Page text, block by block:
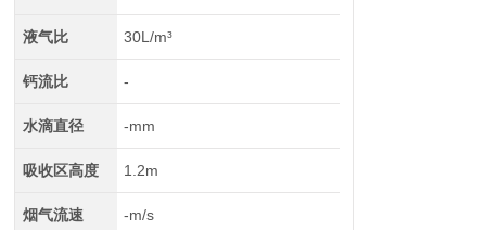
液气比 30L/m³
钙流比 -
水滴直径 -mm
吸收区高度 1.2m
烟气流速 -m/s